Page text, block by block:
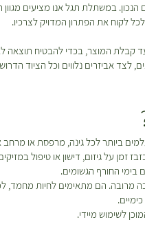
ל
-
ט
ר
במשתלת תגל אנו מציעים
לקוח את הפתרון המדויק לצרכיו.
קבלת המוצר, בכדי להבטיח
אביזרים נלווים וכל הציוד
ביותר לכל גינה, מרפסת או מרחב
זמן על גיזום, דישון או טיפול
בימי החורף הגשומים.
מרובה. הם מתאימים לחיות מחמד,
לשימוש מיידי.